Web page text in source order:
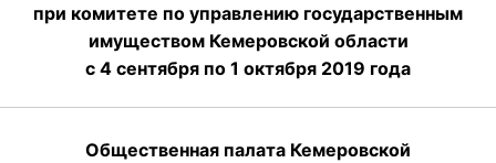
при комитете по управлению государственным
имуществом Кемеровской области
с 4 сентября по 1 октября 2019 года
Общественная палата Кемеровской